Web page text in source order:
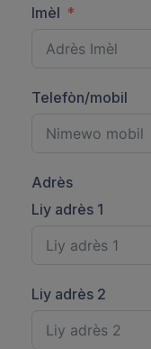
Imèl
Telefòn/mobil
Adrès
Liy adrès 1
Liy adrès 2